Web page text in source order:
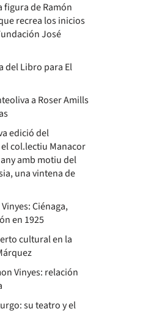
figura de Ramón
recrea los inicios
José
del Libro para El
a Roser Amills
edició del
col.lectiu Manacor
amb motiu del
una vintena de
Ciénaga,
en 1925
cultural en la
Vinyes: relación
su teatro y el